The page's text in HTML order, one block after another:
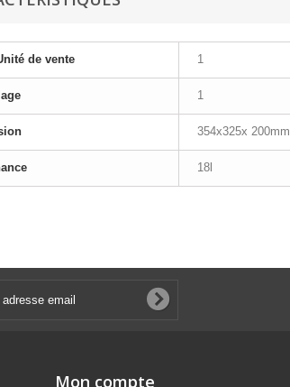
de vente 1
1
354x325x 200mm
18l
Mon compte